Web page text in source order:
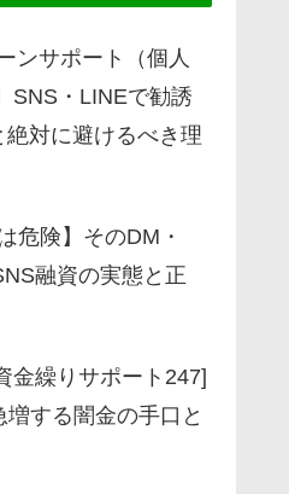
ンサポート（個人
SNS・LINEで勧誘
対に避けるべき理
危険】そのDM・
融資の実態と正
金繰りサポート247]
する闇金の手口と